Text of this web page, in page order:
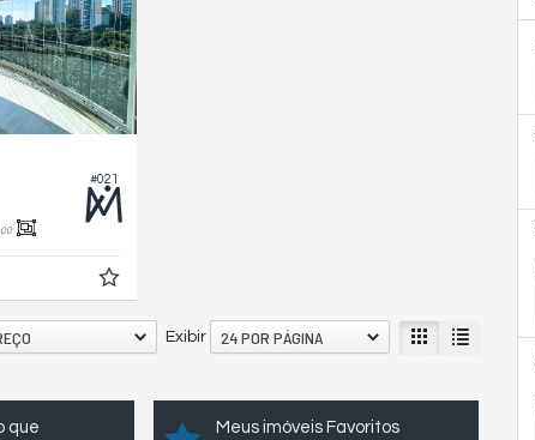
#021
00
Exibir 24 POR PÁGINA
que
Meus imóveis Favoritos